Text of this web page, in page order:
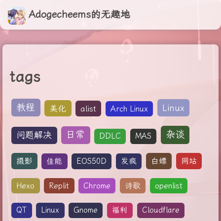
Adogecheems的无趣地
tags
教程 美化 alist Arch Linux
问题解决 日常 DDLC MAS 杂谈
摄影 佳能 EOS50D 发疯 白嫖
Hexo Replit Chrome 诗歌 openlist